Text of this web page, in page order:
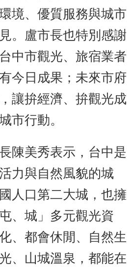
境、優質服務與城市
。盧市長也特別感謝
中市觀光、旅宿業者
今日成果；未來市府
讓拚經濟、拚觀光成
市行動。
陳美秀表示，台中是
力與自然風貌的城
人口第二大城，也擁
、城」多元觀光資
、都會休閒、自然生
、山城溫泉，都能在